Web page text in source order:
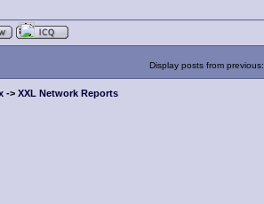
Display posts from previous:
-> XXL Network Reports